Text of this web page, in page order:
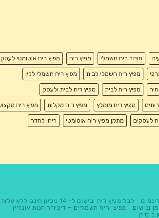
מפזר ריח חשמלי מפיץ ריח מפיץ ריח אוטומטי לעסק
מפיץ ריח חשמלי לבית מפיץ ריח חשמלי ללין
מפיץ ריח לבית מפיץ ריח לבית ולעסק
מפיץ ריח מומלץ מפיץ ריח מקלות מפיץ ריח
לעסקים מתקן מפיץ ריח אוטומטי ריחן לחדר
חכמים
קבל מפיץ ריח ובישום ל- 14 ניסיון חינם ללא עלות
ובישום
מפיצי ריח חשמליים – דיפיוזר חנות אונליין
בוטיק